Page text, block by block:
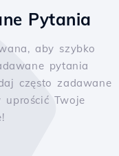
Pytania
aby szybko
pytania
często zadawane
Twoje